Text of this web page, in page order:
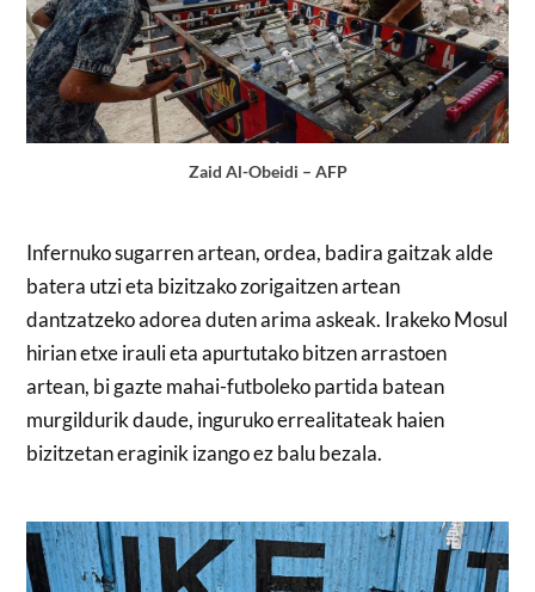
Zaid Al-Obeidi – AFP
Infernuko sugarren artean, ordea, badira gaitzak alde
batera utzi eta bizitzako zorigaitzen artean
dantzatzeko adorea duten arima askeak. Irakeko Mosul
hirian etxe irauli eta apurtutako bitzen arrastoen
artean, bi gazte mahai-futboleko partida batean
murgildurik daude, inguruko errealitateak haien
bizitzetan eraginik izango ez balu bezala.